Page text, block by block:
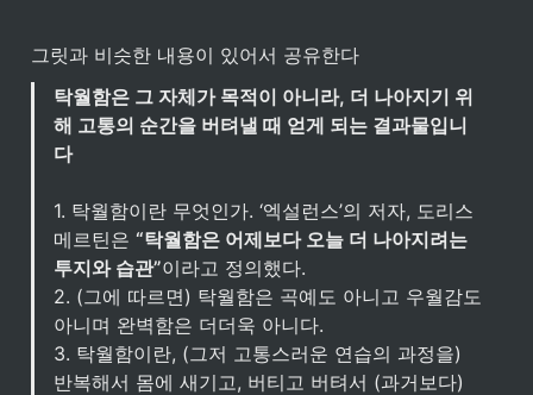
그릿과 비슷한 내용이 있어서 공유한다
탁월함은 그 자체가 목적이 아니라, 더 나아지기 위
해 고통의 순간을 버텨낼 때 얻게 되는 결과물입니
다
1. 탁월함이란 무엇인가. ‘엑설런스’의 저자, 도리스
메르틴은 “탁월함은 어제보다 오늘 더 나아지려는
투지와 습관”이라고 정의했다.
2. (그에 따르면) 탁월함은 곡예도 아니고 우월감도
아니며 완벽함은 더더욱 아니다.
3. 탁월함이란, (그저 고통스러운 연습의 과정을)
반복해서 몸에 새기고, 버티고 버텨서 (과거보다)